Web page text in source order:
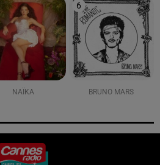
NAÏKA
6
BRUNO MARS